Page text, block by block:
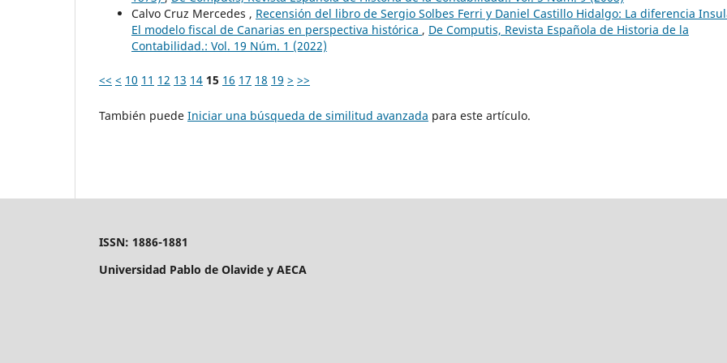
Calvo Cruz Mercedes , Recensión del libro de Sergio Solbes Ferri y Daniel Castillo Hidalgo: La diferencia
El modelo fiscal de Canarias en perspectiva histórica , De Computis, Revista Española de Historia de la
Contabilidad.: Vol. 19 Núm. 1 (2022)
<< < 10 11 12 13 14 15 16 17 18 19 > >>
También puede Iniciar una búsqueda de similitud avanzada para este artículo.
ISSN: 1886-1881
Universidad Pablo de Olavide y AECA